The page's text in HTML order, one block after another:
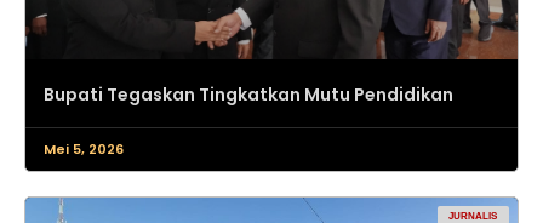
Bupati Tegaskan Tingkatkan Mutu Pendidikan
Mei 5, 2026
JURNALIS